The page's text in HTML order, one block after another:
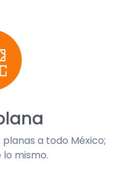
a todo México;
mismo.